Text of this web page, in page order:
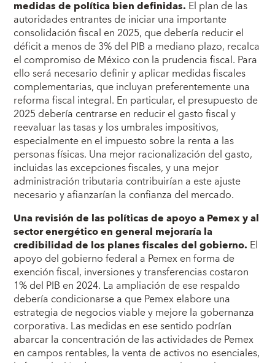
medidas de política bien definidas. El plan de las
autoridades entrantes de iniciar una importante
consolidación fiscal en 2025, que debería reducir el
déficit a menos de 3% del PIB a mediano plazo, recalca
el compromiso de México con la prudencia fiscal. Para
ello será necesario definir y aplicar medidas fiscales
complementarias, que incluyan preferentemente una
reforma fiscal integral. En particular, el presupuesto de
2025 debería centrarse en reducir el gasto fiscal y
reevaluar las tasas y los umbrales impositivos,
especialmente en el impuesto sobre la renta a las
personas físicas. Una mejor racionalización del gasto,
incluidas las excepciones fiscales, y una mejor
administración tributaria contribuirían a este ajuste
necesario y afianzarían la confianza del mercado.
Una revisión de las políticas de apoyo a Pemex y al
sector energético en general mejoraría la
credibilidad de los planes fiscales del gobierno. El
apoyo del gobierno federal a Pemex en forma de
exención fiscal, inversiones y transferencias costaron
1% del PIB en 2024. La ampliación de ese respaldo
debería condicionarse a que Pemex elabore una
estrategia de negocios viable y mejore la gobernanza
corporativa. Las medidas en ese sentido podrían
abarcar la concentración de las actividades de Pemex
en campos rentables, la venta de activos no esenciales,